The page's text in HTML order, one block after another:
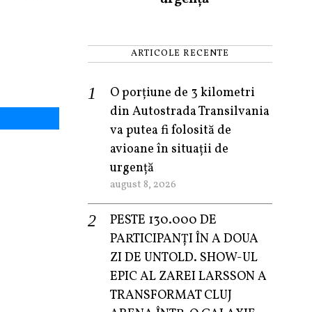
ARTICOLE RECENTE
O porțiune de 3 kilometri
din Autostrada Transilvania
va putea fi folosită de
avioane în situații de
urgență
august 8, 2026
PESTE 130.000 DE
PARTICIPANȚI ÎN A DOUA
ZI DE UNTOLD. SHOW-UL
EPIC AL ZAREI LARSSON A
TRANSFORMAT CLUJ